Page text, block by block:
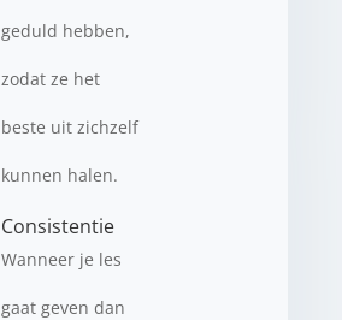
geduld hebben,
zodat ze het
beste uit zichzelf
kunnen halen.
Consistentie
Wanneer je les
gaat geven dan